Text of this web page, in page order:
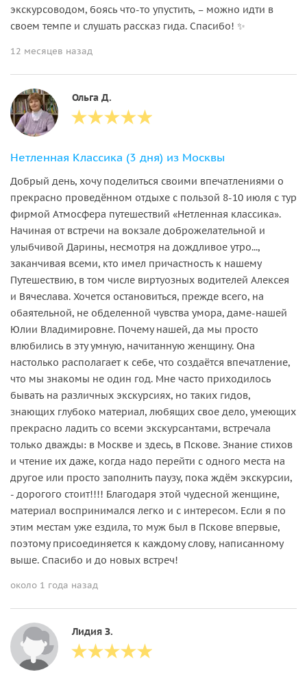
экскурсоводом, боясь что-то упустить, – можно идти в
своем темпе и слушать рассказ гида. Спасибо! ✨
12 месяцев назад
Ольга Д.
Нетленная Классика (3 дня) из Москвы
Добрый день, хочу поделиться своими впечатлениями о
прекрасно проведённом отдыхе с пользой 8-10 июля с тур
фирмой Атмосфера путешествий «Нетленная классика».
Начиная от встречи на вокзале доброжелательной и
улыбчивой Дарины, несмотря на дождливое утро...,
заканчивая всеми, кто имел причастность к нашему
Путешествию, в том числе виртуозных водителей Алексея
и Вячеслава. Хочется остановиться, прежде всего, на
обаятельной, не обделенной чувства умора, даме-нашей
Юлии Владимировне. Почему нашей, да мы просто
влюбились в эту умную, начитанную женщину. Она
настолько располагает к себе, что создаётся впечатление,
что мы знакомы не один год. Мне часто приходилось
бывать на различных экскурсиях, но таких гидов,
знающих глубоко материал, любящих свое дело, умеющих
прекрасно ладить со всеми экскурсантами, встречала
только дважды: в Москве и здесь, в Пскове. Знание стихов
и чтение их даже, когда надо перейти с одного места на
другое или просто заполнить паузу, пока ждём экскурсии,
- дорогого стоит!!!! Благодаря этой чудесной женщине,
материал воспринимался легко и с интересом. Если я по
этим местам уже ездила, то муж был в Пскове впервые,
поэтому присоединяется к каждому слову, написанному
выше. Спасибо и до новых встреч!
около 1 года назад
Лидия З.